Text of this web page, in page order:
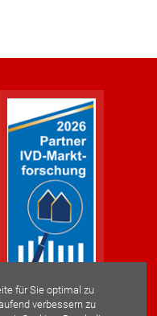
für Sie optimal zu
verbessern zu